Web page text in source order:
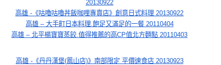
20130922
高雄 -《咕嚕咕嚕丼飯咖哩專賣店》創意日式料理 20130922
高雄 – 大手町日本料理.飽足又滿足的一餐 20110404
高雄 – 北平楊寶寶蒸餃.值得推薦的高CP值北方麵點 20110403
高雄 -《丹丹漢堡(鳳山店)》南部限定 平價速食店 20130923